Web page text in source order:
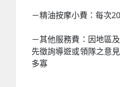
－精油按摩小費：每次
－其他服務費：因地區
先徵詢導遊或領隊之意
多寡